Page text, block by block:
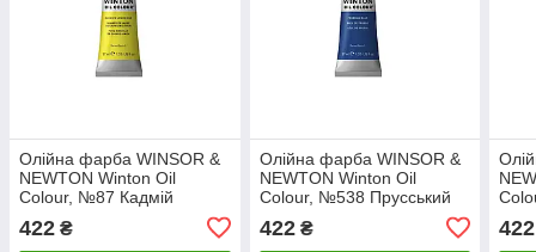
Олійна фарба WINSOR &
NEWTON Winton Oil
Colour, №87 Кадмій
422 ₴
Олійна фарба WINSOR &
NEWTON Winton Oil
Colour, №538 Прусський
422₴ 422